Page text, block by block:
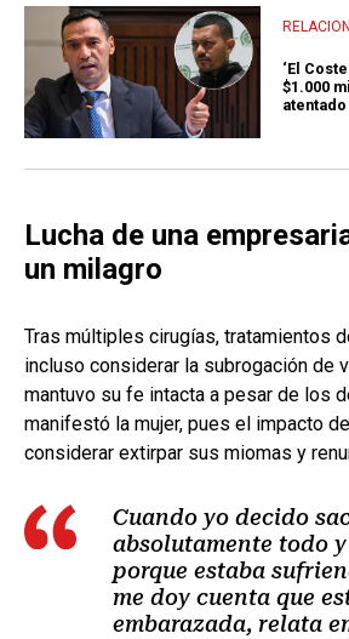
‘El
$1.000
Lucha de una
un milagro
Tras múltiples cirugías, tratamientos
incluso considerar la subrogación de
mantuvo su fe intacta a pesar de los
manifestó la mujer, pues el impacto
considerar extirpar sus miomas y
Cuando yo decido
absolutamente todo
porque estaba
me doy cuenta que
embarazada, relata